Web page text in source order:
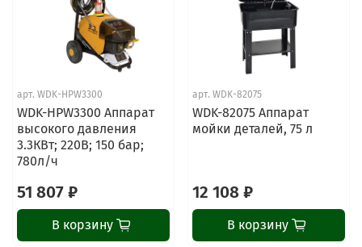
арт. WDK-HPW3300
WDK-HPW3300 Аппарат
высокого давления
3.3КВт; 220В; 150 бар;
780л/ч
51 807 ₽
В корзину
арт. WDK-82075
WDK-82075 Аппарат
мойки деталей, 75 л
12 108 ₽
В корзину